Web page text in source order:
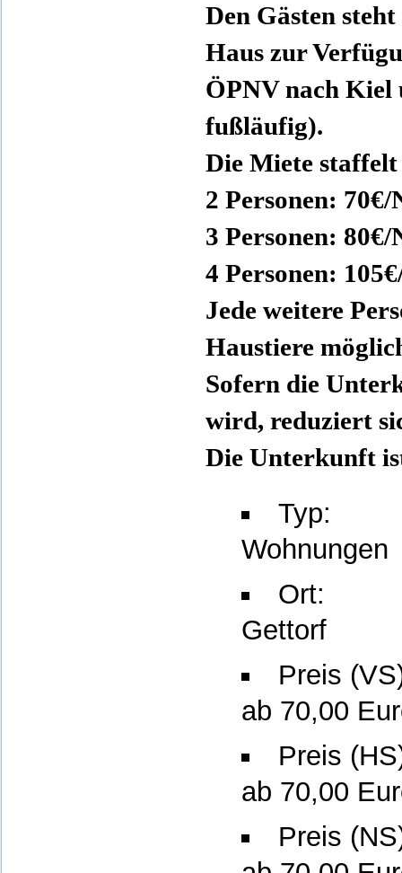
Den Gästen
Haus zur
ÖPNV nach
fußläufig).
Die Miete
2 Personen: 70€/
3 Personen: 80€/
4 Personen:
Jede weitere
Haustiere
Sofern die
wird, reduziert
Die Unterkunft
Typ:
Wohnungen
Ort:
Gettorf
Preis
ab 70,00
Preis
ab 70,00
Preis